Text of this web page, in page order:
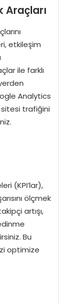
Araçları
etkileşim
ile farklı
Analytics
sitesi trafiğini
(KPI’lar),
ölçmek
artışı,
Bu
optimize